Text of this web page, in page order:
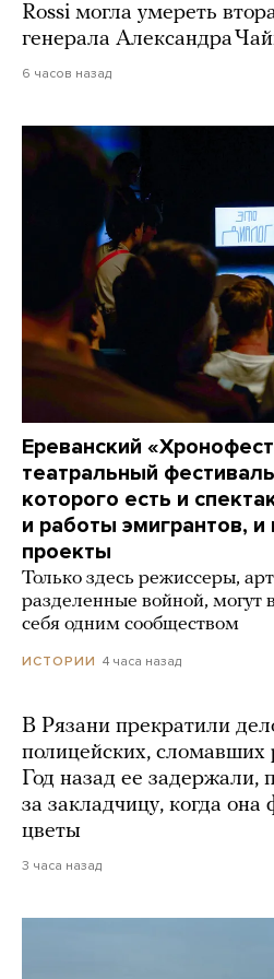
Rossi могла умереть
генерала Александра
6 часов назад
Ереванский
театральный
которого есть и
и работы эмигрантов, и
проекты
Только здесь режиссеры,
разделенные войной, могут
себя одним сообществом
ИСТОРИИ 4 часа назад
В Рязани прекратили
полицейских, сломавших
Год назад ее задержали,
за закладчицу, когда
цветы
3 часа назад